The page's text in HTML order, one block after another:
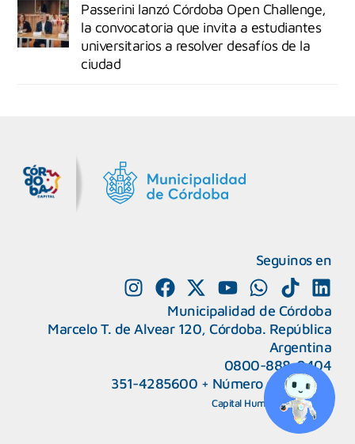
Passerini lanzó Córdoba Open Challenge,
la convocatoria que invita a estudiantes
universitarios a resolver desafíos de la
ciudad
Seguinos en
Municipalidad de Córdoba
Marcelo T. de Alvear 120, Córdoba. República
Argentina
0800-888-0404
351-4285600 + Número de interno
Capital Humano|Webmail
CAPeM – Centro de Atención a Personas Migrantes y Refugiadas.